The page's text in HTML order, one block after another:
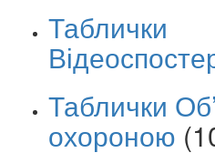
Таблички
Таблички
охороною